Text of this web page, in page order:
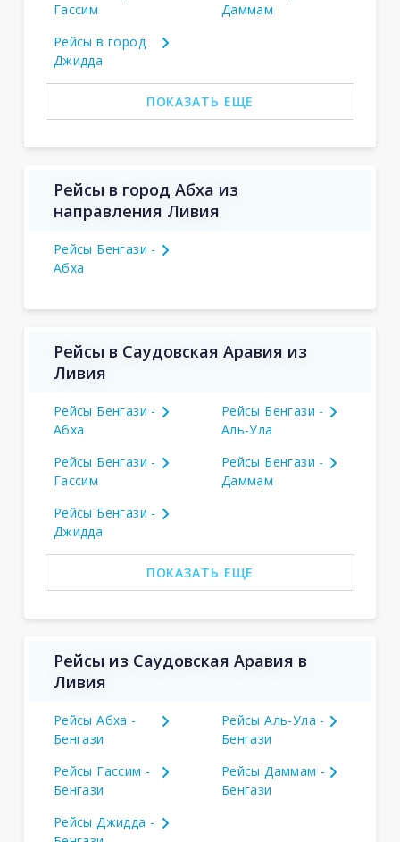
Гассим
Даммам
Рейсы в город
Джидда
ПОКАЗАТЬ ЕЩЕ
Рейсы в город Абха из
направления Ливия
Рейсы Бенгази -
Абха
Рейсы в Саудовская Аравия из
Ливия
Рейсы Бенгази -
Абха
Рейсы Бенгази -
Аль-Ула
Рейсы Бенгази -
Гассим
Рейсы Бенгази -
Даммам
Рейсы Бенгази -
Джидда
ПОКАЗАТЬ ЕЩЕ
Рейсы из Саудовская Аравия в
Ливия
Рейсы Абха -
Бенгази
Рейсы Аль-Ула -
Бенгази
Рейсы Гассим -
Бенгази
Рейсы Даммам -
Бенгази
Рейсы Джидда -